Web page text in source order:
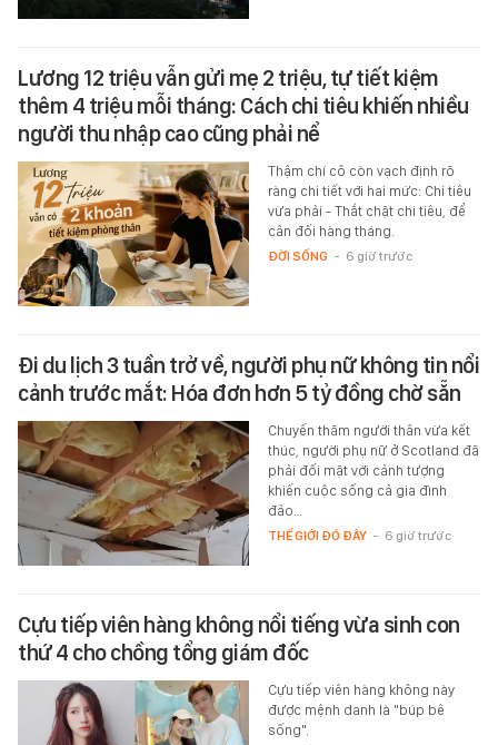
Lương 12 triệu vẫn gửi mẹ 2 triệu, tự tiết kiệm
thêm 4 triệu mỗi tháng: Cách chi tiêu khiến nhiều
người thu nhập cao cũng phải nể
Thậm chí cô còn vạch định rõ
ràng chi tiết với hai mức: Chi tiêu
vừa phải - Thắt chặt chi tiêu, để
cân đối hàng tháng.
ĐỜI SỐNG - 6 giờ trước
Đi du lịch 3 tuần trở về, người phụ nữ không tin nổi
cảnh trước mắt: Hóa đơn hơn 5 tỷ đồng chờ sẵn
Chuyến thăm người thân vừa kết
thúc, người phụ nữ ở Scotland đã
phải đối mặt với cảnh tượng
khiến cuộc sống cả gia đình
đảo…
THẾ GIỚI ĐÓ ĐÂY - 6 giờ trước
Cựu tiếp viên hàng không nổi tiếng vừa sinh con
thứ 4 cho chồng tổng giám đốc
Cựu tiếp viên hàng không này
được mệnh danh là "búp bê
sống".